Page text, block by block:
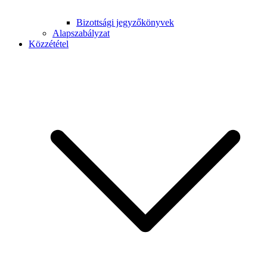
Bizottsági jegyzőkönyvek
Alapszabályzat
Közzététel